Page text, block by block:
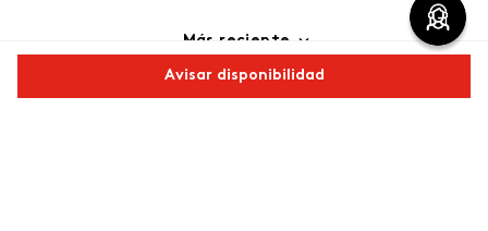
Avisar disponibilidad
Más reciente
Cargando comentarios…